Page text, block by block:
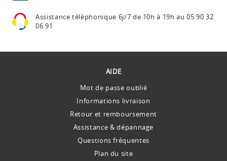
Assistance téléphonique 6j/7 de 10h à 19h au 05 90 32
06 91
AIDE
Mot de passe oublié
Informations livraison
Retour et remboursement
Assistance & dépannage
Questions fréquentes
Plan du site